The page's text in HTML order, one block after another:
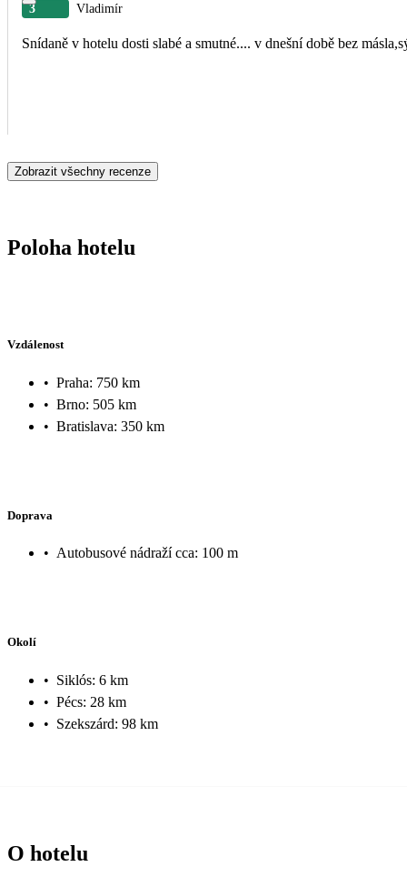
3 Vladimír
Snídaně v hotelu dosti slabé a smutné.... v dnešní době bez
Zobrazit všechny recenze
Poloha hotelu
Vzdálenost
• Praha: 750 km
• Brno: 505 km
• Bratislava: 350 km
Doprava
• Autobusové nádraží cca: 100 m
Okolí
• Siklós: 6 km
• Pécs: 28 km
• Szekszárd: 98 km
O hotelu